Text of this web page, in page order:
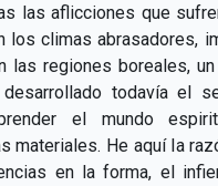
las aflicciones que
los climas abrasadores,
las regiones boreales,
todavía el
el mundo
materiales. He aquí la
en la forma, el